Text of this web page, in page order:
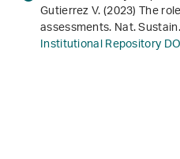
Gutierrez V. (2023) The
assessments. Nat.
Institutional Repository